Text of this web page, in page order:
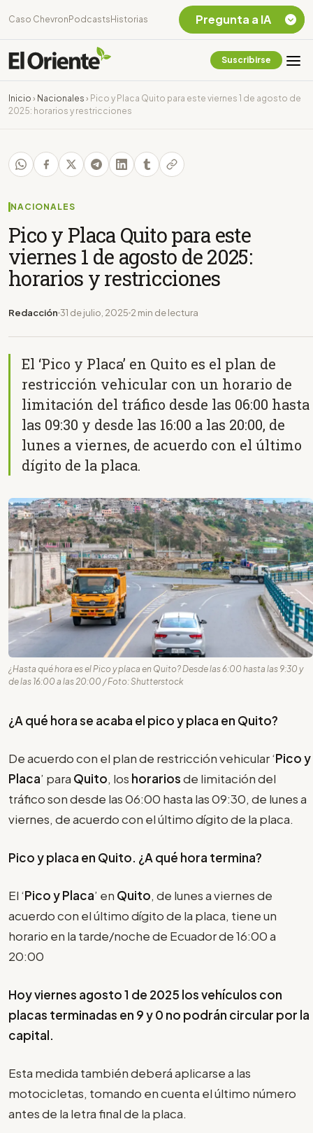
Caso Chevron Podcasts Historias
Suscribirse
Inicio › Nacionales › Pico y Placa Quito para este viernes 1 de agosto de
2025: horarios y restricciones
NACIONALES
Pico y Placa Quito para este
viernes 1 de agosto de 2025:
horarios y restricciones
Redacción 31 de julio, 2025 2 min de lectura
El ‘Pico y Placa’ en Quito es el plan de
restricción vehicular con un horario de
limitación del tráfico desde las 06:00 hasta
las 09:30 y desde las 16:00 a las 20:00, de
lunes a viernes, de acuerdo con el último
dígito de la placa.
¿Hasta qué hora es el Pico y placa en Quito? Desde las 6:00 hasta las 9:30 y
de las 16:00 a las 20:00 / Foto: Shutterstock
¿A qué hora se acaba el pico y placa en Quito?
De acuerdo con el plan de restricción vehicular ‘Pico y
Placa’ para Quito, los horariosde limitación del
tráfico son desde las 06:00 hasta las 09:30, de lunes a
viernes, de acuerdo con el último dígito de la placa.
Pico y placa en Quito. ¿A qué hora termina?
El ‘Pico y Placa’ en Quito, de lunes a viernes de
acuerdo con el último dígito de la placa, tiene un
horario en la tarde/noche de Ecuador de 16:00 a
20:00
Hoy viernes agosto 1 de 2025 los vehículos con
placas terminadas en 9 y 0 no podrán circular por la
capital.
Esta medida también deberá aplicarse a las
motocicletas, tomando en cuenta el último número
antes de la letra final de la placa.
Pregunta a IA
Chevron Ecuador